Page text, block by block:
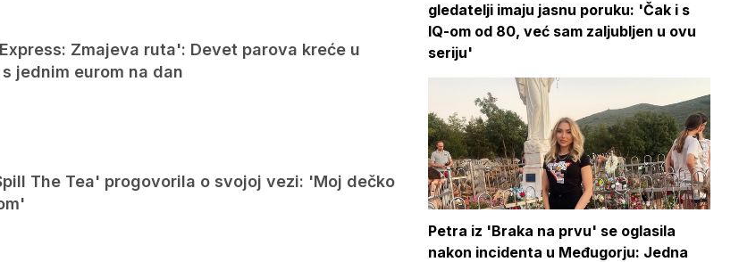
Zmajeva ruta': Devet parova kreće u
jednim eurom na dan
The Tea' progovorila o svojoj vezi: 'Moj dečko
gledatelji imaju jasnu poruku: 'Čak i s
IQ-om od 80, već sam zaljubljen u ovu
seriju'
Petra iz 'Braka na prvu' se oglasila
nakon incidenta u Međugorju: Jedna